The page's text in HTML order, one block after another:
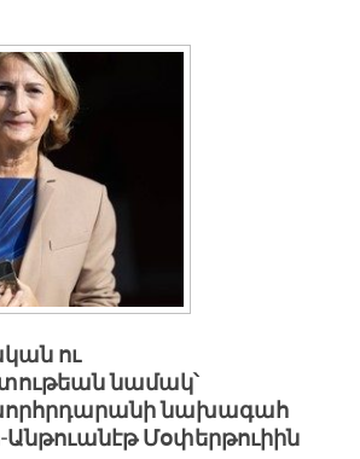
ու
նամակ՝
նախագահ
Մօփերթուիին